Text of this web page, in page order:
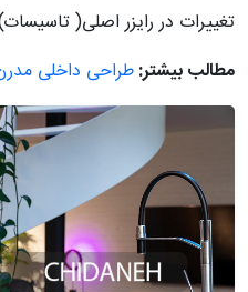
تغییرات در رایزر اصلی(
مطالب بیشتر:طراحی داخلی